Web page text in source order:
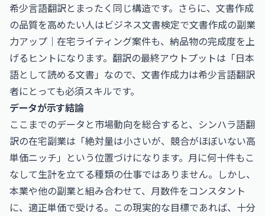
希少言語翻訳とまったく同じ構造です。さらに、文書作成
の品質を高めたい人はビジネス文書検定で文書作成の副業
力アップ｜在宅ライティング案件も、納品物の完成度を上
げるヒントになります。翻訳の最終アウトプットは「日本
語として読める文書」なので、文書作成力は希少言語翻訳
者にとっても必須スキルです。
データが示す結論
ここまでのデータと市場動向を総合すると、シンハラ語翻
訳の在宅副業は「絶対量は小さいが、競合がほぼいない高
単価ニッチ」という位置づけになります。月に何十件もこ
なして生計を立てる種類の仕事ではありません。しかし、
本業や他の副業と組み合わせて、月数件をコンスタント
に、適正単価で受ける。この現実的な目標であれば、十分